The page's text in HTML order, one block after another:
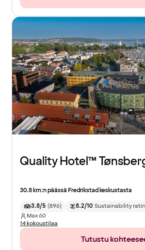
Quality Hotel™
30.8 km:n päässä Fredrikstad keskustasta
3.8/5 (896) 8.2/10 Sustainability
Max60
14 kokoustilaa
Tutustu